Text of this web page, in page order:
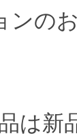
ンの
は新